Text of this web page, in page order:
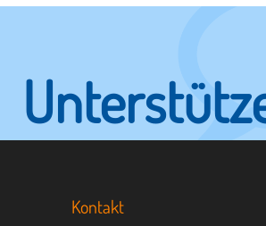
Sie KUNO.
Kontakt